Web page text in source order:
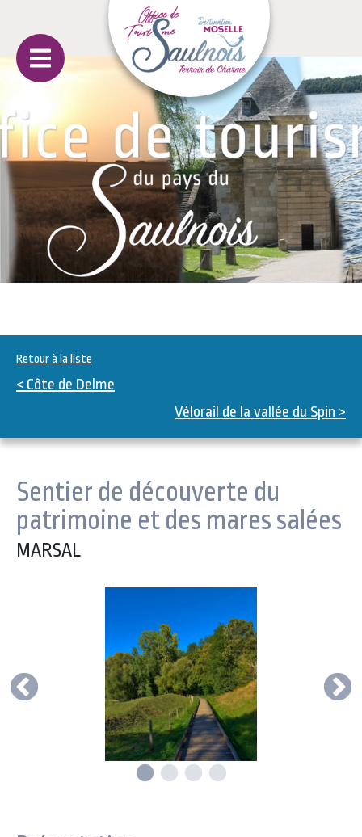
Retour à la liste
< Côte de Delme
Vélorail de la vallée du Spin >
Sentier de découverte du
patrimoine et des mares salées
MARSAL